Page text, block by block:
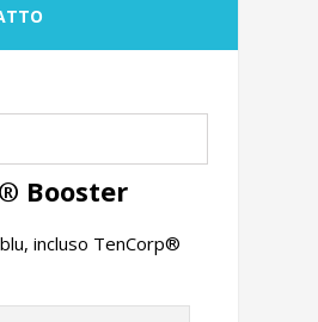
Booster
incluso TenCorp®